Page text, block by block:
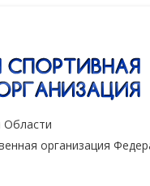
Области
организация